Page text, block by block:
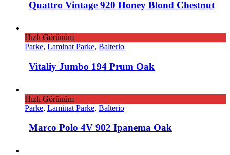
Quattro Vintage 920 Honey Blond Chestnut
Hızlı Görünüm
Parke, Laminat Parke, Balterio
Vitaliy Jumbo 194 Prum Oak
Hızlı Görünüm
Parke, Laminat Parke, Balterio
Marco Polo 4V 902 Ipanema Oak